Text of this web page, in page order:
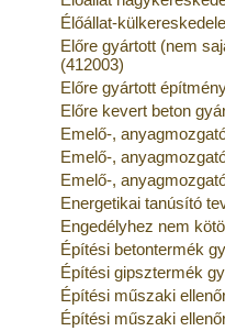
Élőállat-
Előre gyártott (nem
(412003)
Előre gyártott
Előre kevert beton
Emelő-,
Emelő-,
Emelő-,
Energetikai tanúsító
Engedélyhez nem
Építési betontermék
Építési gipsztermék
Építési műszaki
Építési műszaki